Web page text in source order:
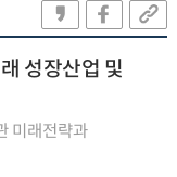
성장산업 및
미래전략과